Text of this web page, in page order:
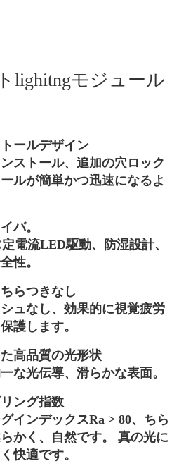
lighitngモジュール
ールデザイン
ストール、追加の穴ロック
ルが簡単かつ迅速になるよ
バ。
電流LED駆動、防湿設計、
性。
らつきなし
ュなし、効果的に視覚疲労
護します。
高品質の光形状
な光伝導、滑らかな表面。
ング指数
インデックスRa > 80、ちら
かく、自然です。 真の光に
快適です。